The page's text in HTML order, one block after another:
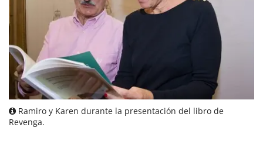
Ramiro y Karen durante la presentación del libro de
Revenga.